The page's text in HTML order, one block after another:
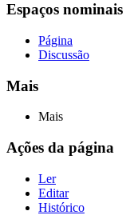
Espaços nominais
Página
Discussão
Mais
Mais
Ações da página
Ler
Editar
Histórico